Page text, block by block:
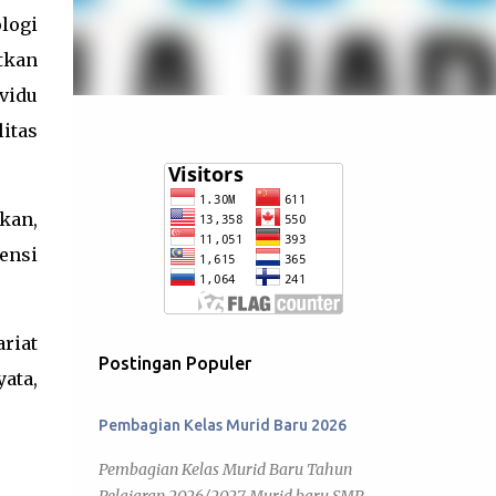
Postingan Populer
Pembagian Kelas Murid Baru 2026
Pembagian Kelas Murid Baru Tahun